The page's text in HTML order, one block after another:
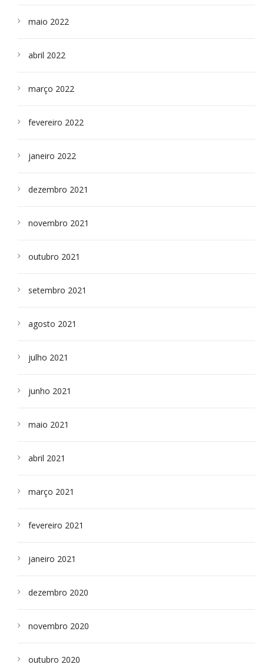
maio 2022
abril 2022
março 2022
fevereiro 2022
janeiro 2022
dezembro 2021
novembro 2021
outubro 2021
setembro 2021
agosto 2021
julho 2021
junho 2021
maio 2021
abril 2021
março 2021
fevereiro 2021
janeiro 2021
dezembro 2020
novembro 2020
outubro 2020